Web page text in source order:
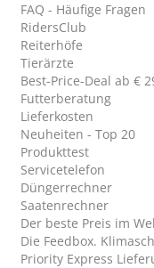
FAQ - Häufige Fragen
RidersClub
Reiterhöfe
Tierärzte
Best-Price-Deal ab €
Futterberatung
Lieferkosten
Neuheiten - Top 20
Produkttest
Servicetelefon
Düngerrechner
Saatenrechner
Der beste Preis im
Die Feedbox.
Priority Express